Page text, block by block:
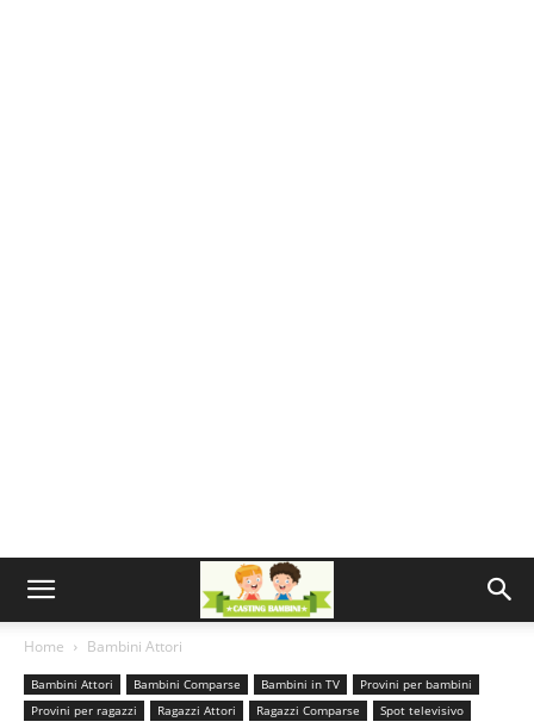
Home Bambini Attori
Bambini Attori Bambini Comparse Bambini in TV
Provini per bambini
Provini per ragazzi
Ragazzi Attori Ragazzi Comparse Spot televisivo